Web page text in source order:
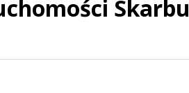
Skarbu